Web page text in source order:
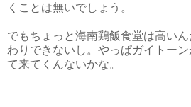
くことは無いでしょう。
でもちょっと海南鶏飯食堂は高い
わりできないし。やっぱガイトー
て来てくんないかな。